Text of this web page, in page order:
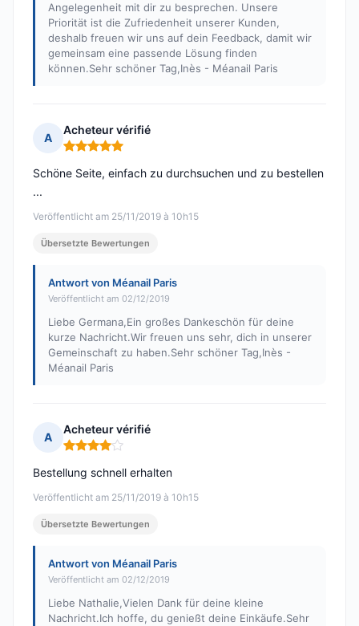
Angelegenheit mit dir zu besprechen. Unsere
Priorität ist die Zufriedenheit unserer Kunden,
deshalb freuen wir uns auf dein Feedback, damit wir
gemeinsam eine passende Lösung finden
können.Sehr schöner Tag,Inès - Méanail Paris
A
Acheteur vérifié
Hinweis: 5 von 5
Veröffentlicht am 25/11/2019 à 10h15
Schöne Seite, einfach zu durchsuchen und zu bestellen
...
Übersetzte Bewertungen
Antwort von Méanail Paris
Veröffentlicht am 02/12/2019
Liebe Germana,Ein großes Dankeschön für deine
kurze Nachricht.Wir freuen uns sehr, dich in unserer
Gemeinschaft zu haben.Sehr schöner Tag,Inès -
Méanail Paris
A
Acheteur vérifié
Hinweis: 4 von 5
Veröffentlicht am 25/11/2019 à 10h15
Bestellung schnell erhalten
Übersetzte Bewertungen
Antwort von Méanail Paris
Veröffentlicht am 02/12/2019
Liebe Nathalie,Vielen Dank für deine kleine
Nachricht.Ich hoffe, du genießt deine Einkäufe.Sehr